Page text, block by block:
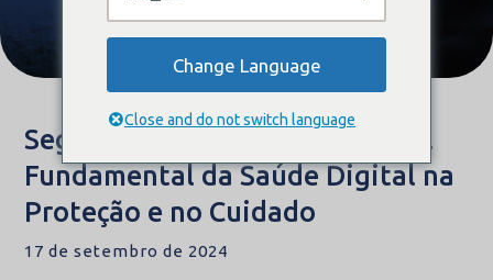
Conteúdo
Segurança do Paciente: O Papel
Fundamental da Saúde Digital na
Proteção e no Cuidado
17 de setembro de 2024
Change Language
Close and do not switch language